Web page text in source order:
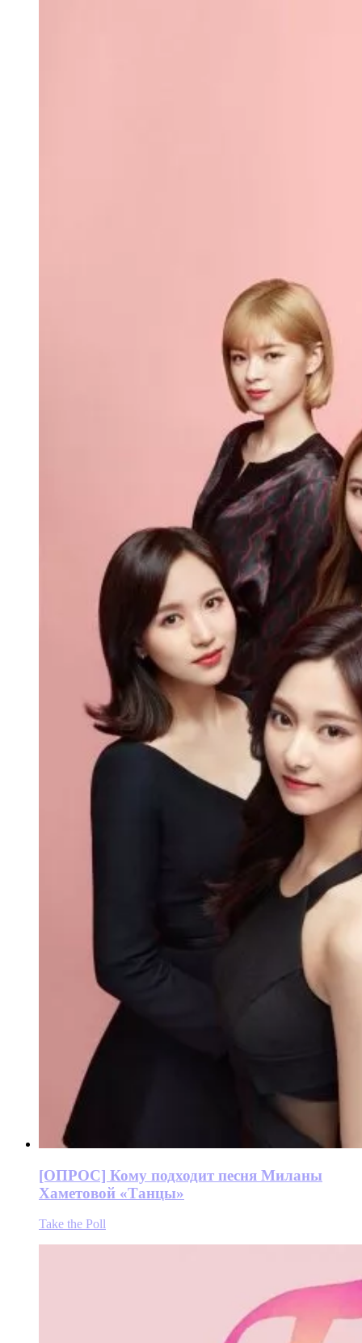
[ОПРОС] Кому подходит песня Миланы
Хаметовой «Танцы»
Take the Poll